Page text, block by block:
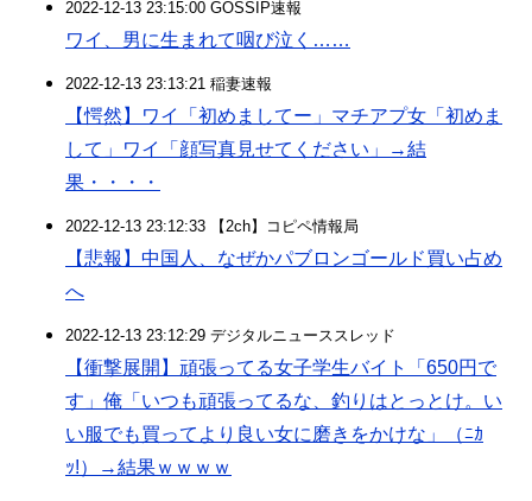
2022-12-13 23:15:00 GOSSIP速報
ワイ、男に生まれて咽び泣く……
2022-12-13 23:13:21 稲妻速報
【愕然】ワイ「初めましてー」マチアプ女「初めま
して」ワイ「顔写真見せてください」→結
果・・・・
2022-12-13 23:12:33 【2ch】コピペ情報局
【悲報】中国人、なぜかパブロンゴールド買い占め
へ
2022-12-13 23:12:29 デジタルニューススレッド
【衝撃展開】頑張ってる女子学生バイト「650円で
す」俺「いつも頑張ってるな、釣りはとっとけ。い
い服でも買ってより良い女に磨きをかけな」（ﾆｶ
ｯ!）→結果ｗｗｗｗ